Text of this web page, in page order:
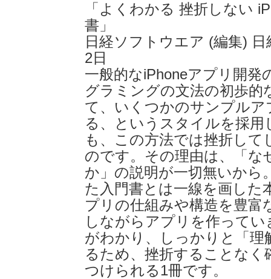
「よくわかる 挫折しない
書」
日経ソフトウエア (編集) 日
2日
一般的なiPhoneアプリ開発
グラミングの文法の初歩的
て、いくつかのサンプルア
る、というスタイルを採用
も、この方法では挫折して
のです。その理由は、「な
か」の説明が一切無いから
た入門書とは一線を画した
プリの仕組みや構造を豊富
しながらアプリを作って
がわかり、しっかりと「理
るため、挫折することなく
つけられる1冊です。